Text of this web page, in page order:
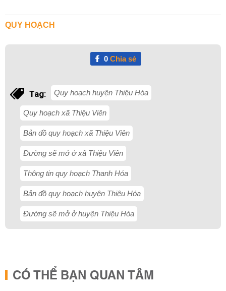
QUY HOẠCH
0Chia sẻ
Tag: Quy hoạch huyện Thiệu Hóa
Quy hoạch xã Thiệu Viên
Bản đồ quy hoạch xã Thiệu Viên
Đường sẽ mở ở xã Thiệu Viên
Thông tin quy hoạch Thanh Hóa
Bản đồ quy hoạch huyện Thiệu Hóa
Đường sẽ mở ở huyện Thiệu Hóa
CÓ THỂ BẠN QUAN TÂM